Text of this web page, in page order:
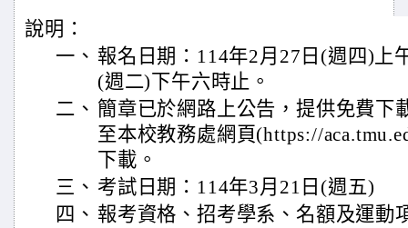
說明：
一、 報名日期：114年2月27日(週四)上
(週二)下午六時止。
二、 簡章已於網路上公告，提供免費下
至本校教務處網頁(https://
下載。
三、 考試日期：114年3月21日(週五)
四、 報考資格、招考學系、名額及運動